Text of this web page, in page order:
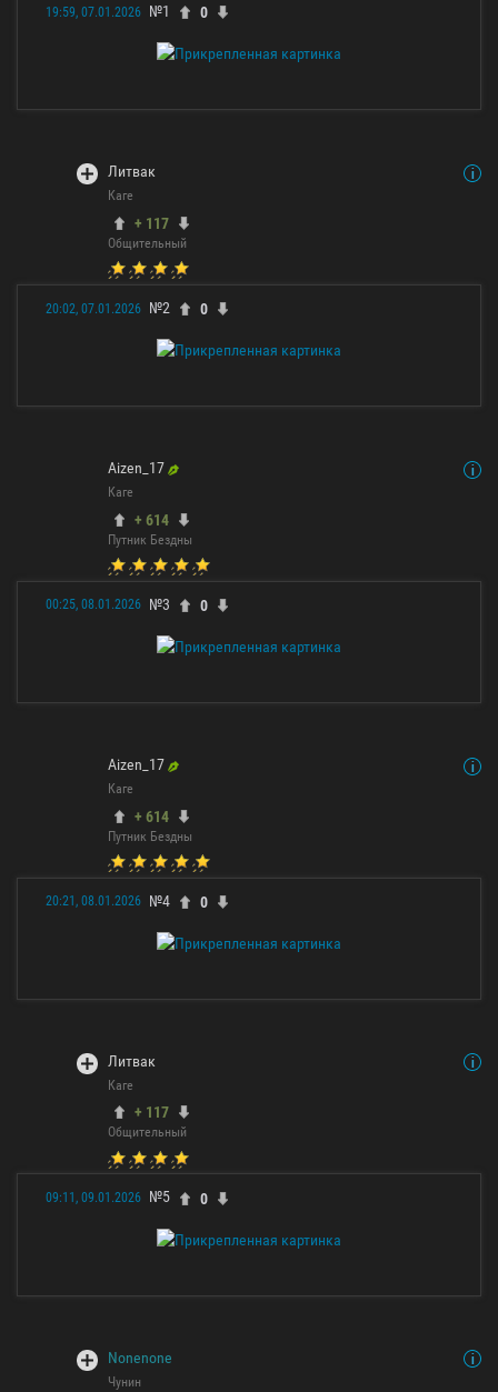
19:59, 07.01.2026 №1 0
Литвак
Каге
+ 117
Общительный
20:02, 07.01.2026 №2 0
Aizen_17
Каге
+ 614
Путник Бездны
00:25, 08.01.2026 №3 0
Aizen_17
Каге
+ 614
Путник Бездны
20:21, 08.01.2026 №4 0
Литвак
Каге
+ 117
Общительный
09:11, 09.01.2026 №5 0
Nonenone
Чунин